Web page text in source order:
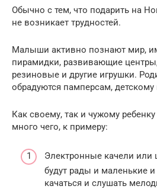
Обычно с тем, что подарить на
не возникает трудностей.
Малыши активно познают мир,
пирамидки, развивающие
резиновые и другие игрушки.
обрадуются памперсам,
Как своему, так и чужому
много чего, к примеру:
Электронные качели
будут рады и маленькие
качаться и слушать